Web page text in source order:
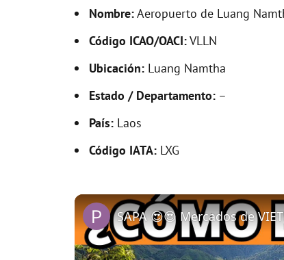
Nombre:Aeropuerto de Luang
Código ICAO/OACI:VLLN
Ubicación: Luang Namtha
Estado / Departamento: –
País: Laos
Código IATA: LXG